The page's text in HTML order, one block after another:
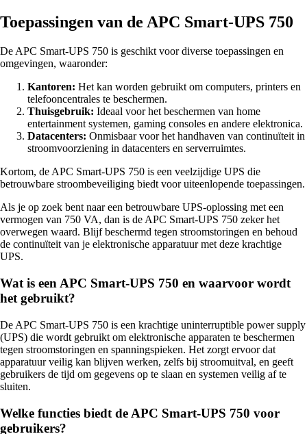
Toepassingen van de APC Smart-UPS 750
De APC Smart-UPS 750 is geschikt voor diverse toepassingen en
omgevingen, waaronder:
Kantoren: Het kan worden gebruikt om computers, printers en
telefooncentrales te beschermen.
Thuisgebruik: Ideaal voor het beschermen van home
entertainment systemen, gaming consoles en andere elektronica.
Datacenters: Onmisbaar voor het handhaven van continuïteit in
stroomvoorziening in datacenters en serverruimtes.
Kortom, de APC Smart-UPS 750 is een veelzijdige UPS die
betrouwbare stroombeveiliging biedt voor uiteenlopende toepassingen.
Als je op zoek bent naar een betrouwbare UPS-oplossing met een
vermogen van 750 VA, dan is de APC Smart-UPS 750 zeker het
overwegen waard. Blijf beschermd tegen stroomstoringen en behoud
de continuïteit van je elektronische apparatuur met deze krachtige
UPS.
Wat is een APC Smart-UPS 750 en waarvoor wordt
het gebruikt?
De APC Smart-UPS 750 is een krachtige uninterruptible power supply
(UPS) die wordt gebruikt om elektronische apparaten te beschermen
tegen stroomstoringen en spanningspieken. Het zorgt ervoor dat
apparatuur veilig kan blijven werken, zelfs bij stroomuitval, en geeft
gebruikers de tijd om gegevens op te slaan en systemen veilig af te
sluiten.
Welke functies biedt de APC Smart-UPS 750 voor
gebruikers?